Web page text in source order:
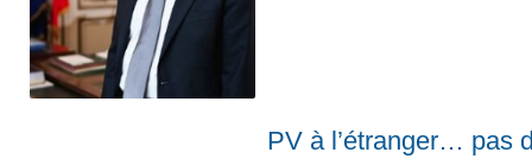
PV à l’étranger… pas